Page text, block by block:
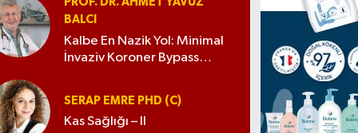
BALCI
Kalbe En Nazik Yol: Minimal
İnvaziv Koroner Bypass
SERAP EMRE PHD (C)
Kas Sağlığı – II